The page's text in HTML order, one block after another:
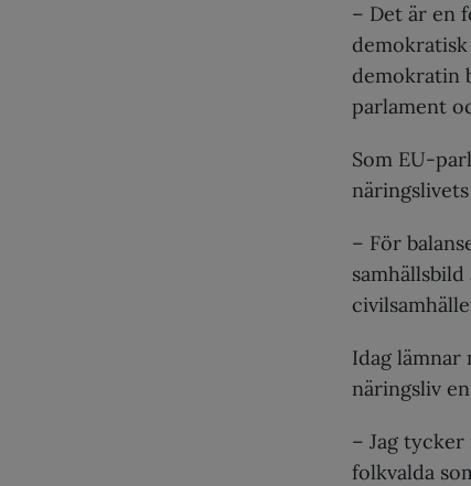
– Det är en
demokratin
parlament
Som EU-
– För
Idag lämnar
näringsliv
– Jag tycker
folkvalda